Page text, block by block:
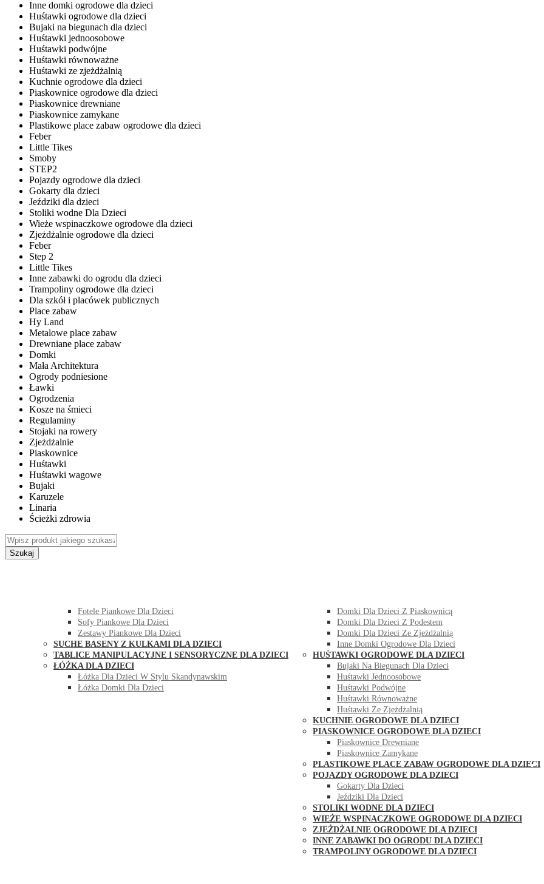
Inne domki ogrodowe dla dzieci
Huśtawki ogrodowe dla dzieci
Bujaki na biegunach dla dzieci
Huśtawki jednoosobowe
Huśtawki podwójne
Huśtawki równoważne
Huśtawki ze zjeżdżalnią
Kuchnie ogrodowe dla dzieci
Piaskownice ogrodowe dla dzieci
Piaskownice drewniane
Piaskownice zamykane
Plastikowe place zabaw ogrodowe dla dzieci
Feber
Little Tikes
Smoby
STEP2
Pojazdy ogrodowe dla dzieci
Gokarty dla dzieci
Jeździki dla dzieci
Stoliki wodne Dla Dzieci
Wieże wspinaczkowe ogrodowe dla dzieci
Zjeżdżalnie ogrodowe dla dzieci
Feber
Step 2
Little Tikes
Inne zabawki do ogrodu dla dzieci
Trampoliny ogrodowe dla dzieci
Dla szkół i placówek publicznych
Place zabaw
Hy Land
Metalowe place zabaw
Drewniane place zabaw
Domki
Mała Architektura
Ogrody podniesione
Ławki
Ogrodzenia
Kosze na śmieci
Regulaminy
Stojaki na rowery
Zjeżdżalnie
Piaskownice
Huśtawki
Huśtawki wagowe
Bujaki
Karuzele
Linaria
Ścieżki zdrowia
Szukaj
Fotele Piankowe Dla Dzieci
Sofy Piankowe Dla Dzieci
Zestawy Piankowe Dla Dzieci
SUCHE BASENY Z KULKAMI DLA DZIECI
TABLICE MANIPULACYJNE I SENSORYCZNE DLA DZIECI
ŁÓŻKA DLA DZIECI
Łóżka Dla Dzieci W Stylu Skandynawskim
Łóżka Domki Dla Dzieci
Domki Dla Dzieci Z Piaskownicą
Domki Dla Dzieci Z Podestem
Domki Dla Dzieci Ze Zjeżdżalnią
Inne Domki Ogrodowe Dla Dzieci
HUŚTAWKI OGRODOWE DLA DZIECI
Bujaki Na Biegunach Dla Dzieci
Huśtawki Jednoosobowe
Huśtawki Podwójne
Huśtawki Równoważne
Huśtawki Ze Zjeżdżalnią
KUCHNIE OGRODOWE DLA DZIECI
PIASKOWNICE OGRODOWE DLA DZIECI
Piaskownice Drewniane
Piaskownice Zamykane
PLASTIKOWE PLACE ZABAW OGRODOWE DLA DZIECI
POJAZDY OGRODOWE DLA DZIECI
Gokarty Dla Dzieci
Jeździki Dla Dzieci
STOLIKI WODNE DLA DZIECI
WIEŻE WSPINACZKOWE OGRODOWE DLA DZIECI
ZJEŻDŻALNIE OGRODOWE DLA DZIECI
INNE ZABAWKI DO OGRODU DLA DZIECI
TRAMPOLINY OGRODOWE DLA DZIECI